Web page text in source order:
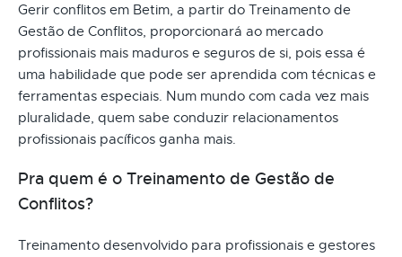
Gerir conflitos em Betim, a partir do Treinamento de
Gestão de Conflitos, proporcionará ao mercado
profissionais mais maduros e seguros de si, pois essa é
uma habilidade que pode ser aprendida com técnicas e
ferramentas especiais. Num mundo com cada vez mais
pluralidade, quem sabe conduzir relacionamentos
profissionais pacíficos ganha mais.
Pra quem é o Treinamento de Gestão de
Conflitos?
Treinamento desenvolvido para profissionais e gestores